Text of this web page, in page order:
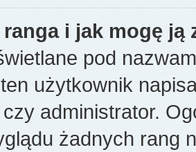
i jak mogę ją
pod
użytkownik
administrator.
żadnych rang